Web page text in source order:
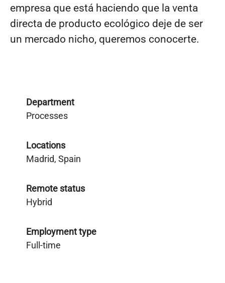
empresa que está haciendo que la venta
directa de producto ecológico deje de ser
un mercado nicho, queremos conocerte.
Department
Processes
Locations
Madrid, Spain
Remote status
Hybrid
Employment type
Full-time